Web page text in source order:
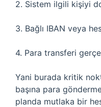
2. Sistem ilgili kişiyi
3. Bağlı IBAN veya
4. Para transferi
Yani burada kritik
başına para
planda mutlaka bir